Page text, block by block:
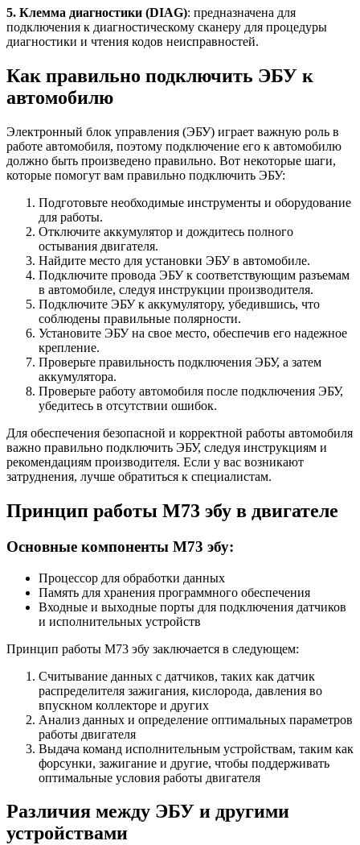
5. Клемма диагностики (DIAG): предназначена для
подключения к диагностическому сканеру для процедуры
диагностики и чтения кодов неисправностей.
Как правильно подключить ЭБУ к
автомобилю
Электронный блок управления (ЭБУ) играет важную роль в
работе автомобиля, поэтому подключение его к автомобилю
должно быть произведено правильно. Вот некоторые шаги,
которые помогут вам правильно подключить ЭБУ:
Подготовьте необходимые инструменты и оборудование
для работы.
Отключите аккумулятор и дождитесь полного
остывания двигателя.
Найдите место для установки ЭБУ в автомобиле.
Подключите провода ЭБУ к соответствующим разъемам
в автомобиле, следуя инструкции производителя.
Подключите ЭБУ к аккумулятору, убедившись, что
соблюдены правильные полярности.
Установите ЭБУ на свое место, обеспечив его надежное
крепление.
Проверьте правильность подключения ЭБУ, а затем
аккумулятора.
Проверьте работу автомобиля после подключения ЭБУ,
убедитесь в отсутствии ошибок.
Для обеспечения безопасной и корректной работы автомобиля
важно правильно подключить ЭБУ, следуя инструкциям и
рекомендациям производителя. Если у вас возникают
затруднения, лучше обратиться к специалистам.
Принцип работы М73 эбу в двигателе
Основные компоненты М73 эбу:
Процессор для обработки данных
Память для хранения программного обеспечения
Входные и выходные порты для подключения датчиков
и исполнительных устройств
Принцип работы М73 эбу заключается в следующем:
Считывание данных с датчиков, таких как датчик
распределителя зажигания, кислорода, давления во
впускном коллекторе и других
Анализ данных и определение оптимальных параметров
работы двигателя
Выдача команд исполнительным устройствам, таким как
форсунки, зажигание и другие, чтобы поддерживать
оптимальные условия работы двигателя
Различия между ЭБУ и другими
устройствами